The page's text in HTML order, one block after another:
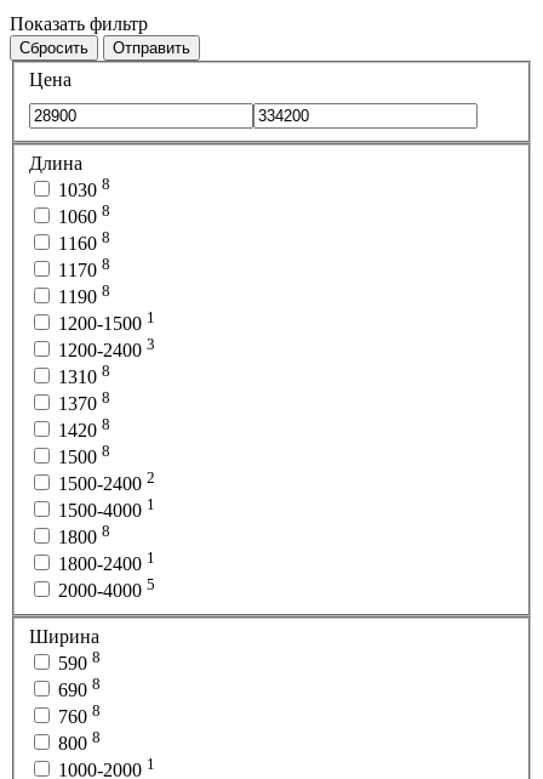
Показать фильтр
Сбросить Отправить
Цена
Длина
1030 8
1060 8
1160 8
1170 8
1190 8
1200-1500 1
1200-2400 3
1310 8
1370 8
1420 8
1500 8
1500-2400 2
1500-4000 1
1800 8
1800-2400 1
2000-4000 5
Ширина
590 8
690 8
760 8
800 8
1000-2000 1